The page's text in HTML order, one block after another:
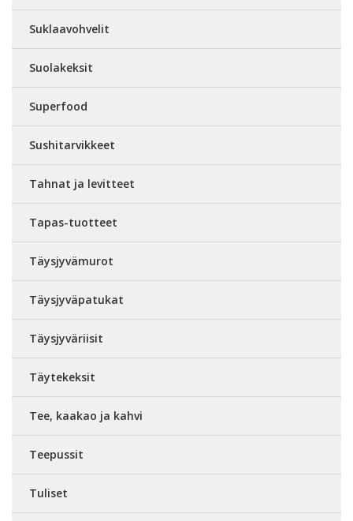
Suklaavohvelit
Suolakeksit
Superfood
Sushitarvikkeet
Tahnat ja levitteet
Tapas-tuotteet
Täysjyvämurot
Täysjyväpatukat
Täysjyväriisit
Täytekeksit
Tee, kaakao ja kahvi
Teepussit
Tuliset